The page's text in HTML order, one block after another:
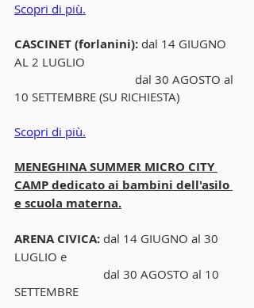
Scopri di più.
CASCINET (forlanini): dal 14 GIUGNO
AL 2 LUGLIO
10 SETTEMBRE (SU RICHIESTA)
Scopri di più.
MENEGHINA SUMMER MICRO CITY
CAMP dedicato ai bambini dell'asilo
e scuola materna.
ARENA CIVICA: dal 14 GIUGNO al 30
LUGLIO e
SETTEMBRE